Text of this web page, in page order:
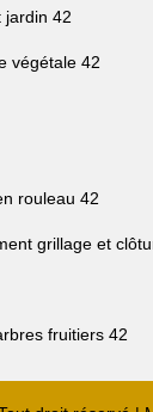
jardin 42
végétale 42
rouleau 42
grillage et
fruitiers 42